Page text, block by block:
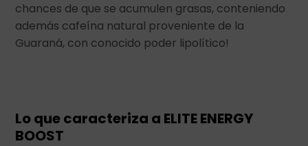
chances de que se acumulen grasas, conteniendo
además cafeína natural proveniente de la
Guaraná, con conocido poder lipolítico!
Lo que caracteriza a ELITE ENERGY
BOOST